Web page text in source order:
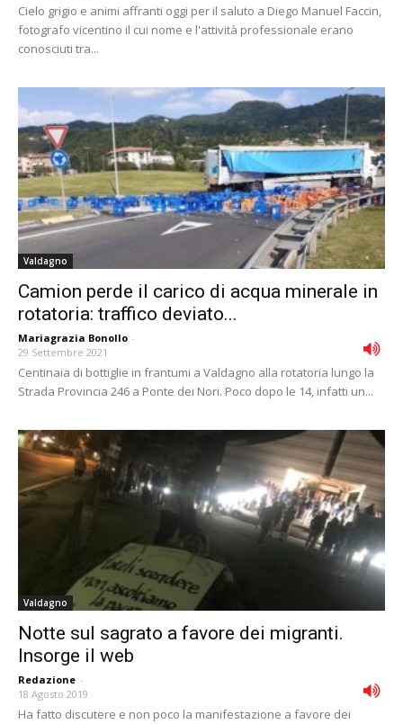
Cielo grigio e animi affranti oggi per il saluto a Diego Manuel Faccin,
fotografo vicentino il cui nome e l'attività professionale erano
conosciuti tra...
Valdagno
Camion perde il carico di acqua minerale in
rotatoria: traffico deviato...
Mariagrazia Bonollo -
29 Settembre 2021
Centinaia di bottiglie in frantumi a Valdagno alla rotatoria lungo la
Strada Provincia 246 a Ponte dei Nori. Poco dopo le 14, infatti un...
Valdagno
Notte sul sagrato a favore dei migranti.
Insorge il web
Redazione -
18 Agosto 2019
Ha fatto discutere e non poco la manifestazione a favore dei